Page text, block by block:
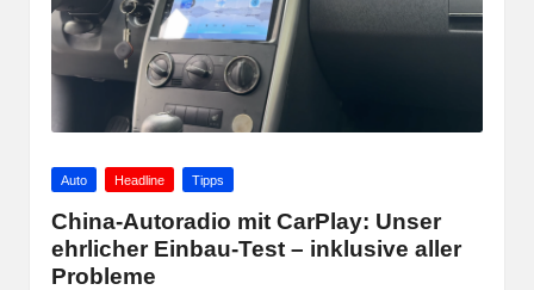
Posted
Auto Headline Tipps
China-Autoradio mit CarPlay: Unser
ehrlicher Einbau-Test – inklusive aller
Probleme